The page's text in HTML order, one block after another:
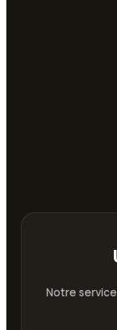
Notre